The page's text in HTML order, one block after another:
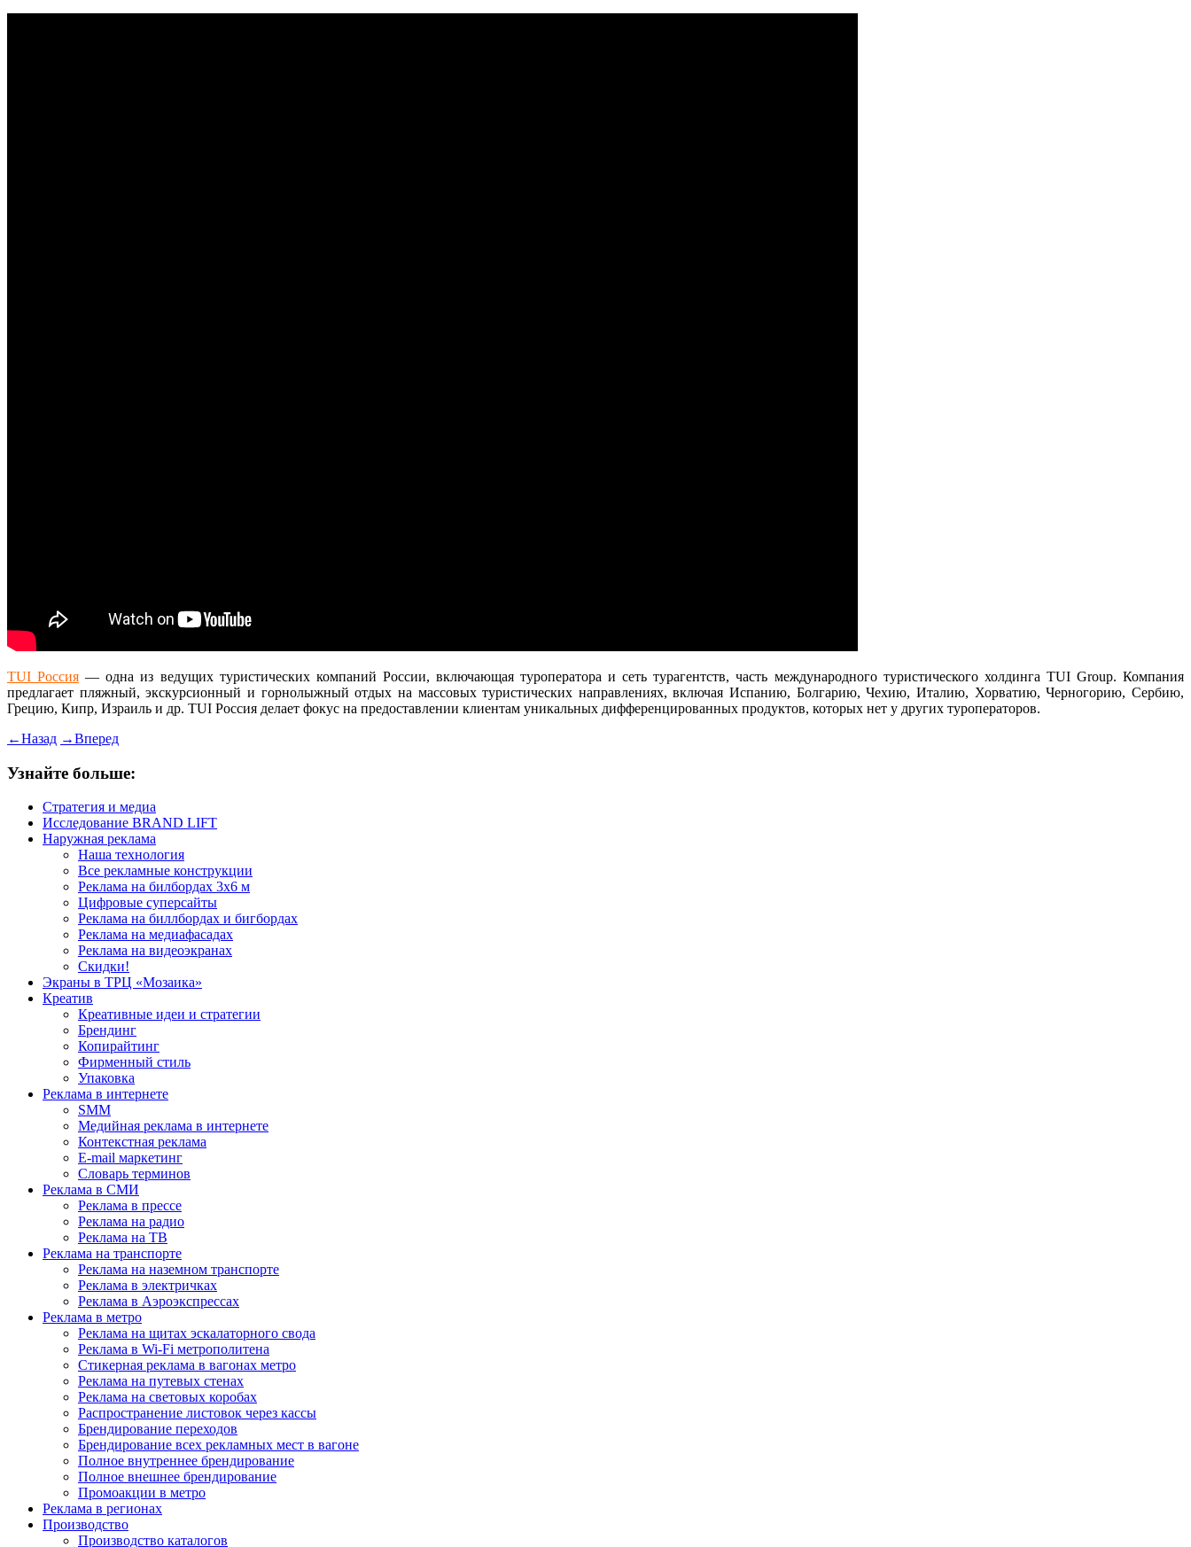
TUI Россия — одна из ведущих туристических компаний России, включающая туроператора и сеть турагентств, часть международного туристического холдинга TUI Group. Компания
предлагает пляжный, экскурсионный и горнолыжный отдых на массовых туристических направлениях, включая Испанию, Болгарию, Чехию, Италию, Хорватию, Черногорию, Сербию,
Грецию, Кипр, Израиль и др. TUI Россия делает фокус на предоставлении клиентам уникальных дифференцированных продуктов, которых нет у других туроператоров.
←Назад →Вперед
Узнайте больше:
Стратегия и медиа
Исследование BRAND LIFT
Наружная реклама
Наша технология
Все рекламные конструкции
Реклама на билбордах 3х6 м
Цифровые суперсайты
Реклама на биллбордах и бигбордах
Реклама на медиафасадах
Реклама на видеоэкранах
Скидки!
Экраны в ТРЦ «Мозаика»
Креатив
Креативные идеи и стратегии
Брендинг
Копирайтинг
Фирменный стиль
Упаковка
Реклама в интернете
SMM
Медийная реклама в интернете
Контекстная реклама
E-mail маркетинг
Словарь терминов
Реклама в СМИ
Реклама в прессе
Реклама на радио
Реклама на ТВ
Реклама на транспорте
Реклама на наземном транспорте
Реклама в электричках
Реклама в Аэроэкспрессах
Реклама в метро
Реклама на щитах эскалаторного свода
Реклама в Wi-Fi метрополитена
Стикерная реклама в вагонах метро
Реклама на путевых стенах
Реклама на световых коробах
Распространение листовок через кассы
Брендирование переходов
Брендирование всех рекламных мест в вагоне
Полное внутреннее брендирование
Полное внешнее брендирование
Промоакции в метро
Реклама в регионах
Производство
Производство каталогов